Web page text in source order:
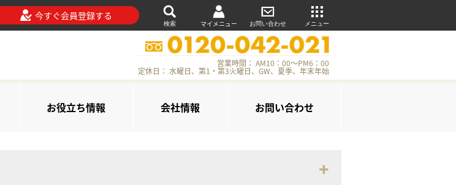
今すぐ会員登録する
検索 マイメニュー お問い合わせ メニュー
営業時間： AM10：00～PM6：00
定休日： 水曜日、第1・第3火曜日、GW、夏季、年末年始
お役立ち情報 会社情報 お問い合わせ